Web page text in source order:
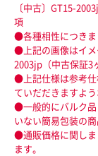
〔中古〕GT15-
項
●各種相性につきま
●上記の画像はイメ
2003jp（中古保証3
●上記仕様は参考仕
ていだだきますよ
●一般的にバルク品
いない簡易包装の商
●通販価格に関しま
ます。